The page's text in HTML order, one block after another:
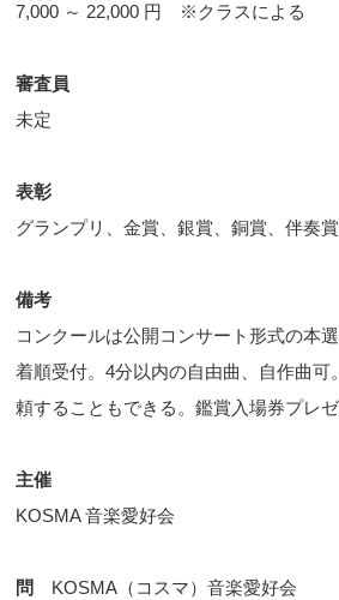
7,000 ～ 22,000 円 ※クラスによる
審査員
未定
表彰
グランプリ、金賞、銀賞、銅賞、伴奏賞
備考
コンクールは公開コンサート形式の本
着順受付。4分以内の自由曲、自作曲可
頼することもできる。鑑賞入場券プレゼ
主催
KOSMA 音楽愛好会
問 KOSMA（コスマ）音楽愛好会